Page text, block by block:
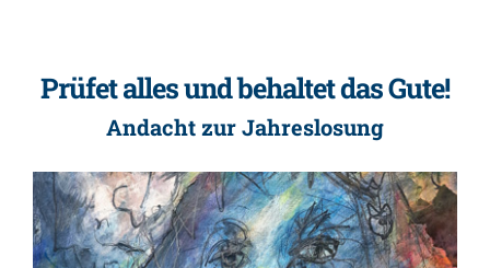
Prüfet alles und behaltet das Gute!
Andacht zur Jahreslosung